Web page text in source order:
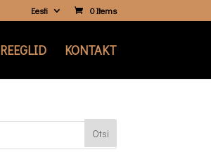
Eesti 0 Items
REEGLID KONTAKT